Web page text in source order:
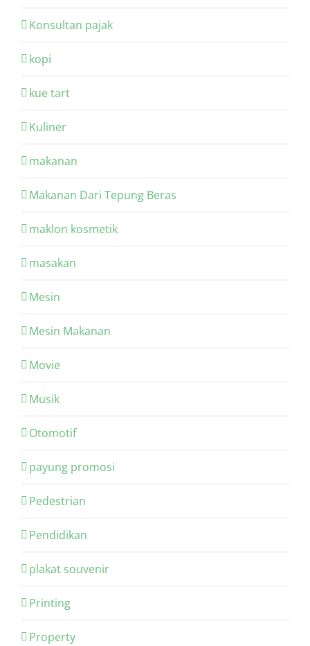
Konsultan pajak
kopi
kue tart
Kuliner
makanan
Makanan Dari Tepung Beras
maklon kosmetik
masakan
Mesin
Mesin Makanan
Movie
Musik
Otomotif
payung promosi
Pedestrian
Pendidikan
plakat souvenir
Printing
Property